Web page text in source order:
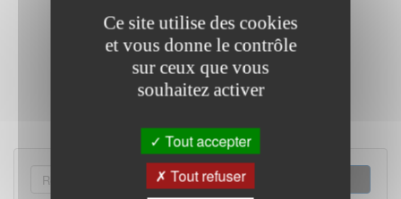
FORMULAIRE
Ce site utilise des cookies
et vous donne le contrôle
sur ceux que vous
souhaitez activer
Tout accepter
Tout refuser